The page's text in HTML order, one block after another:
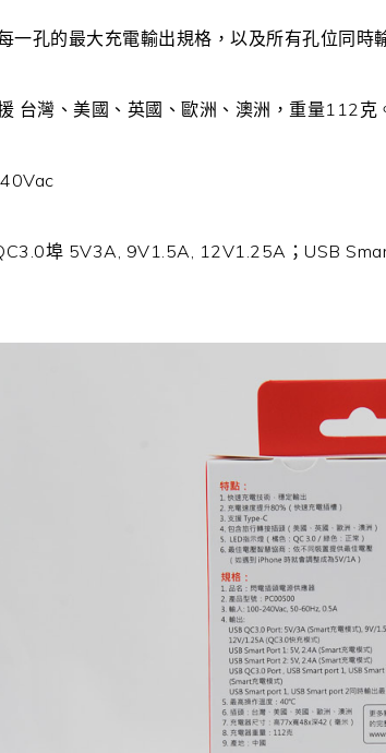
一孔的最大充電輸出規格，以及所有孔位同時
台灣、美國、英國、歐洲、澳洲，重量112克
埠 5V3A, 9V1.5A, 12V1.25A；USB